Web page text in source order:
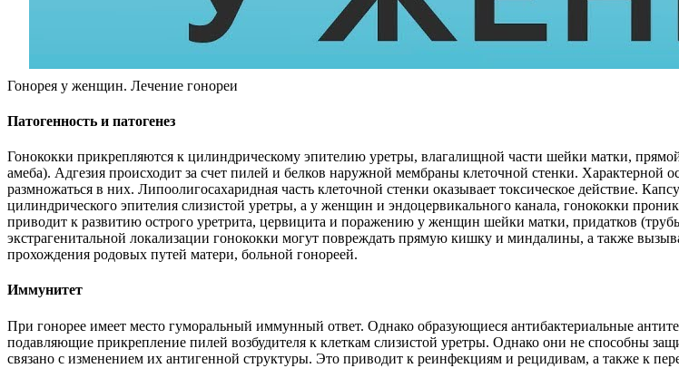
Гонорея у женщин. Лечение гонореи
Патогенность и патогенез
Гонококки прикрепляются к цилиндрическому эпителию уретры, влагалищной части шейки матки,
амеба). Адгезия происходит за счет пилей и белков наружной мембраны клеточной стенки. Характерной
размножаться в них. Липоолигосахаридная часть клеточной стенки оказывает токсическое действие.
цилиндрического эпителия слизистой уретры, а у женщин и эндоцервикального канала, гонококки
приводит к развитию острого уретрита, цервицита и поражению у женщин шейки матки, придатков
экстрагенитальной локализации гонококки могут повреждать прямую кишку и миндалины, а также
прохождения родовых путей матери, больной гонореей.
Иммунитет
При гонорее имеет место гуморальный иммунный ответ. Однако образующиеся антибактериальные
подавляющие прикрепление пилей возбудителя к клеткам слизистой уретры. Однако они не способны
связано с изменением их антигенной структуры. Это приводит к реинфекциям и рецидивам, а также к